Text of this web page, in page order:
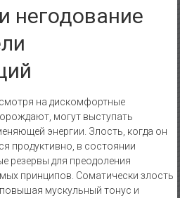
негодование
на дискомфортные
могут выступать
энергии. Злость, когда он
продуктивно, в состоянии
резервы для преодоления
принципов. Соматически злость
мускульный тонус и